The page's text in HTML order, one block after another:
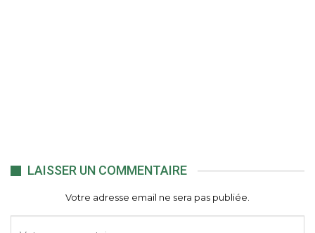
LAISSER UN COMMENTAIRE
Votre adresse email ne sera pas publiée.